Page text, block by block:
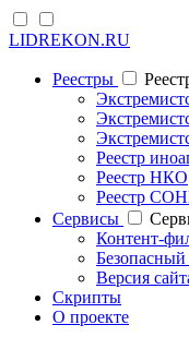
LIDREKON.RU
Реестры
Реестр
Реестр НКО
Реестр
Cервисы
Контент-
Версия
Скрипты
О проекте